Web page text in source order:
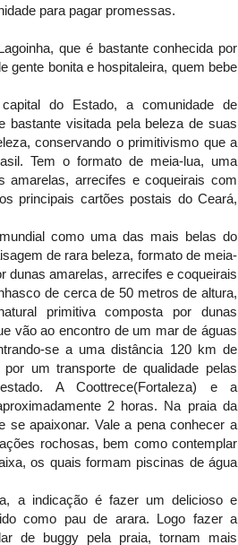
para pagar promessas.
que é bastante conhecida por
gente bonita e hospitaleira, quem bebe
do Estado, a comunidade de
bastante visitada pela beleza de suas
conservando o primitivismo que a
Tem o formato de meia-lua, uma
amarelas, arrecifes e coqueirais com
principais cartões postais do Ceará,
como uma das mais belas do
de rara beleza, formato de meia-
dunas amarelas, arrecifes e coqueirais
de cerca de 50 metros de altura,
primitiva composta por dunas
vão ao encontro de um mar de águas
se a uma distância 120 km de
um transporte de qualidade pelas
A Coottrece(Fortaleza) e a
2 horas. Na praia da
se apaixonar. Vale a pena conhecer a
rochosas, bem como contemplar
os quais formam piscinas de água
a indicação é fazer um delicioso e
como pau de arara. Logo fazer a
de buggy pela praia, tornam mais